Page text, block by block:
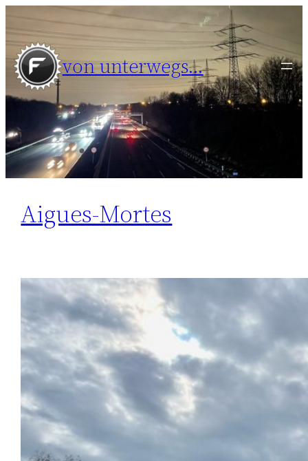
Inhalt
springen von unterwegs…
Aigues-Mortes